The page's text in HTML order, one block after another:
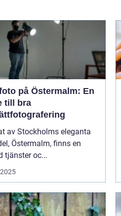
på Östermalm: En
till bra
av Stockholms eleganta
Östermalm, finns en
tjänster oc...